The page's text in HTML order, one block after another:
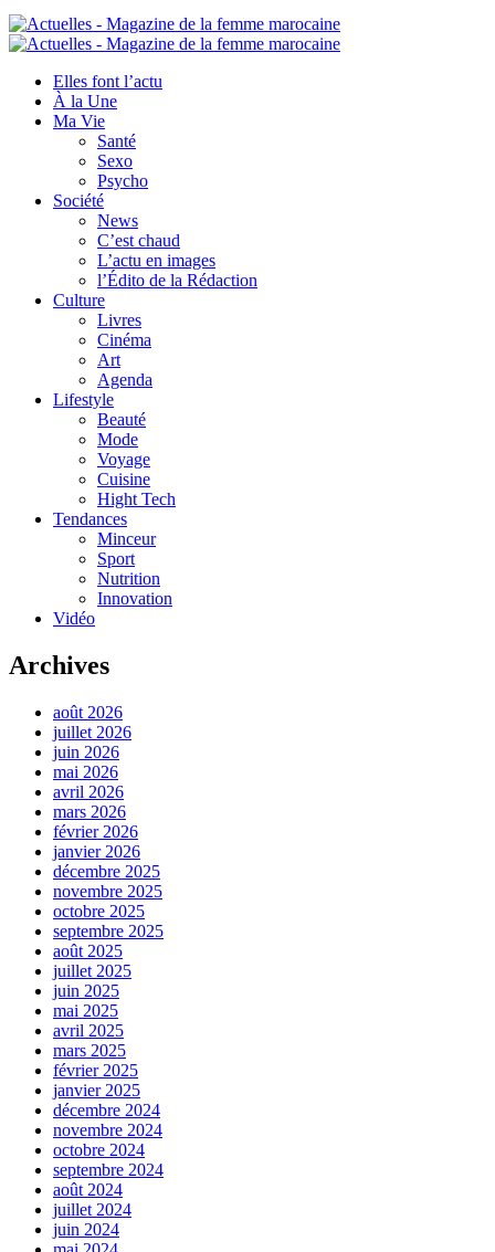
Elles font l’actu
À la Une
Ma Vie
Santé
Sexo
Psycho
Société
News
C’est chaud
L’actu en images
l’Édito de la Rédaction
Culture
Livres
Cinéma
Art
Agenda
Lifestyle
Beauté
Mode
Voyage
Cuisine
Hight Tech
Tendances
Minceur
Sport
Nutrition
Innovation
Vidéo
Archives
août 2026
juillet 2026
juin 2026
mai 2026
avril 2026
mars 2026
février 2026
janvier 2026
décembre 2025
novembre 2025
octobre 2025
septembre 2025
août 2025
juillet 2025
juin 2025
mai 2025
avril 2025
mars 2025
février 2025
janvier 2025
décembre 2024
novembre 2024
octobre 2024
septembre 2024
août 2024
juillet 2024
juin 2024